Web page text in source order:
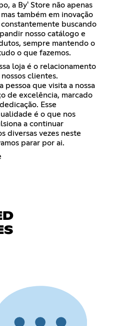
a By' Store não apenas
também em inovação
buscando
nosso catálogo e
sempre mantendo o
o que fazemos.
loja é o relacionamento
clientes.
pessoa que visita a nossa
de excelência, marcado
Esse
é o que nos
a continuar
diversas vezes neste
parar por ai.